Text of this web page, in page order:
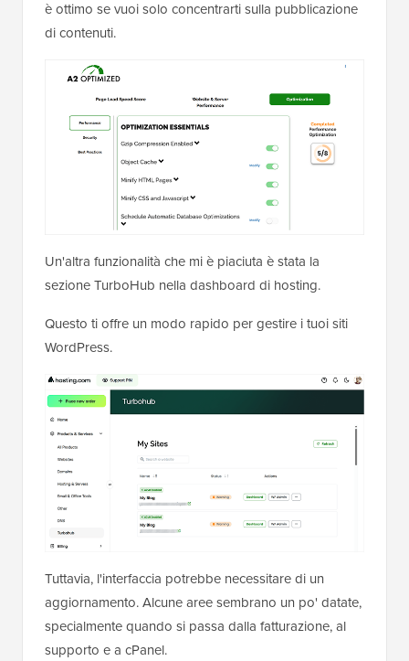
è ottimo se vuoi solo concentrarti sulla pubblicazione
di contenuti.
Un'altra funzionalità che mi è piaciuta è stata la
sezione TurboHub nella dashboard di hosting.
Questo ti offre un modo rapido per gestire i tuoi siti
WordPress.
Tuttavia, l'interfaccia potrebbe necessitare di un
aggiornamento. Alcune aree sembrano un po' datate,
specialmente quando si passa dalla fatturazione, al
supporto e a cPanel.